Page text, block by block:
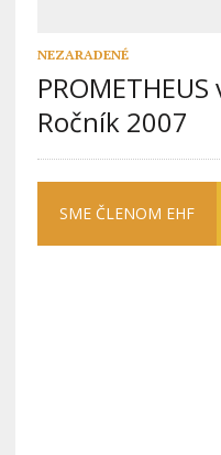
NEZARADENÉ
Ročník 2007
SME ČLENOM EHF